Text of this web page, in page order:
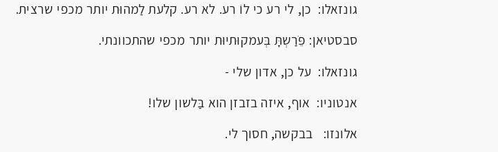
גונזאלו: כן, לי רע כי לוֹ רע. לא רע. קלעת לַמהוּת יותר מכפי שרצית.
סבסטיאן: פֵֹּרַשְתָּ בְּעמקוּתיוּת יותר מכפי שהתכוונתי.
גונזאלו: על כן, אדון שלי -
אנטוניו: אוף, איזה בזבזן הוא בַּלשון שלו!
אלונזו: בבקשה, חסוך לי.